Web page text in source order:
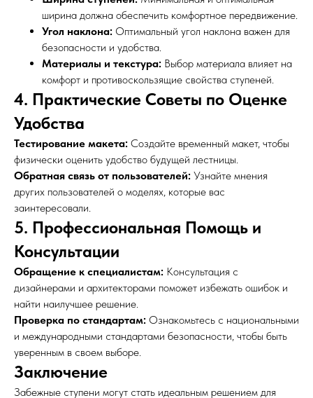
ширина должна обеспечить комфортное передвижение.
Угол наклона: Оптимальный угол наклона важен для
безопасности и удобства.
Материалы и текстура: Выбор материала влияет на
комфорт и противоскользящие свойства ступеней.
4. Практические Советы по Оценке
Удобства
Тестирование макета: Создайте временный макет, чтобы
физически оценить удобство будущей лестницы.
Обратная связь от пользователей: Узнайте мнения
других пользователей о моделях, которые вас
заинтересовали.
5. Профессиональная Помощь и
Консультации
Обращение к специалистам: Консультация с
дизайнерами и архитекторами поможет избежать ошибок и
найти наилучшее решение.
Проверка по стандартам: Ознакомьтесь с национальными
и международными стандартами безопасности, чтобы быть
уверенным в своем выборе.
Заключение
Забежные ступени могут стать идеальным решением для